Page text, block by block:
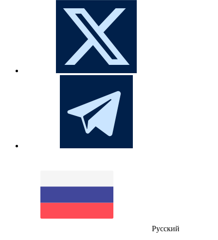
Русский